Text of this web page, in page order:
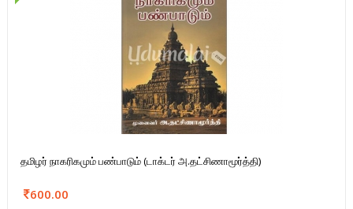
தமிழர் நாகரிகமும் பண்பாடும் (டாக்டர் அ.தட்சிணாமூர்த்தி)
600.00